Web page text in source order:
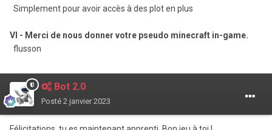
Simplement pour avoir accès à des plot en plus
VI - Merci de nous donner votre pseudo minecraft in-game.
flusson
Bot 2.0
Posté 2 janvier 2023